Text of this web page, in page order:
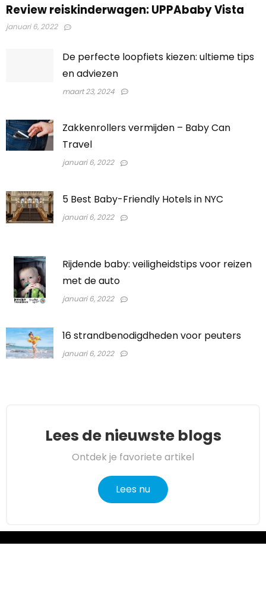
Review reiskinderwagen: UPPAbaby Vista
januari 6, 2022
De perfecte loopfiets kiezen: ultieme tips
en adviezen
maart 23, 2024
Zakkenrollers vermijden – Baby Can
Travel
januari 6, 2022
5 Best Baby-Friendly Hotels in NYC
januari 6, 2022
Rijdende baby: veiligheidstips voor reizen
met de auto
januari 6, 2022
16 strandbenodigdheden voor peuters
januari 6, 2022
Lees de nieuwste blogs
Ontdek je favoriete artikel
Lees nu